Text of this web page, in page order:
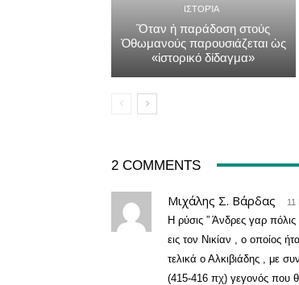
ΙΣΤΟΡΊΑ
Ὅταν ἡ παράδοση στούς
Ὀθωμανούς παρουσιάζεται ὡς
«ἱστορικό δίδαγμα»
2 COMMENTS
Μιχάλης Σ. Βάρδας 11
Η ρύσις ” Άνδρες γαρ
εις τον Νικίαν , ο οποίος
τελικά ο Αλκιβιάδης , με
(415-416 πχ) γεγονός που